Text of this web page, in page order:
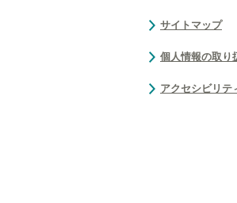
サイトマップ
個人情報の取り
アクセシビリテ